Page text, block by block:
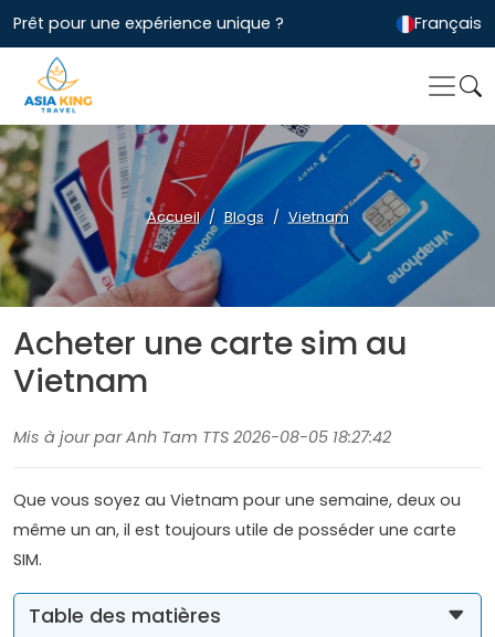
Prêt pour une expérience unique ? Français
Accueil Blogs Vietnam
Acheter une carte sim au
Vietnam
Mis à jour par Anh Tam TTS 2026-08-05 18:27:42
Que vous soyez au Vietnam pour une semaine, deux ou
même un an, il est toujours utile de posséder une carte
SIM.
Table des matières